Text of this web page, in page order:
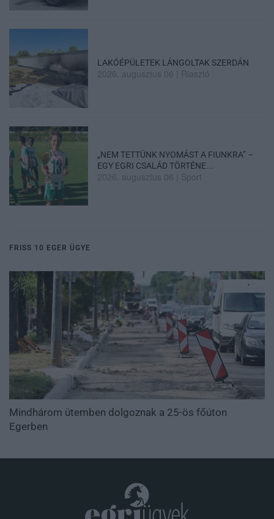
LAKÓÉPÜLETEK LÁNGOLTAK SZERDÁN
2026. augusztus 06 Riasztó
„NEM TETTÜNK NYOMÁST A FIUNKRA” –
EGY EGRI CSALÁD TÖRTÉNE...
2026. augusztus 06 Sport
FRISS 10 EGER ÜGYE
Mindhárom ütemben dolgoznak a 25-ös főúton
Egerben